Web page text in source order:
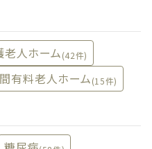
老人ホーム(42件)
有料老人ホーム(15件)